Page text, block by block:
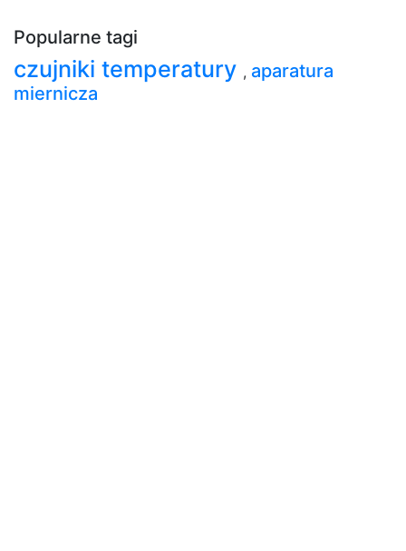
Popularne tagi
czujniki temperatury , aparatura
miernicza